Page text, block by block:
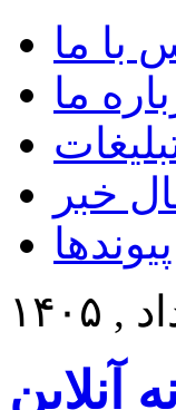
با ما
ما
خبر
پیوندها
آنلاین